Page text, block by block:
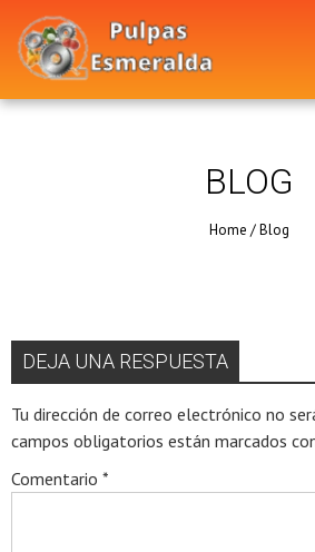
BLOG
Home /Blog
DEJA UNA RESPUESTA
Tu dirección de correo electrónico no
campos obligatorios están marcados
Comentario *